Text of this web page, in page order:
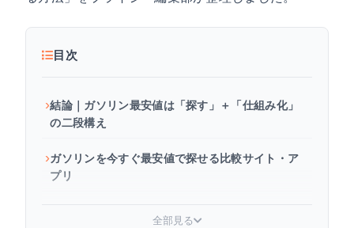
目次
結論｜ガソリン最安値は「探す」＋「仕組み化」
の二段構え
ガソリンを今すぐ最安値で探せる比較サイト・ア
プリ
全部見る